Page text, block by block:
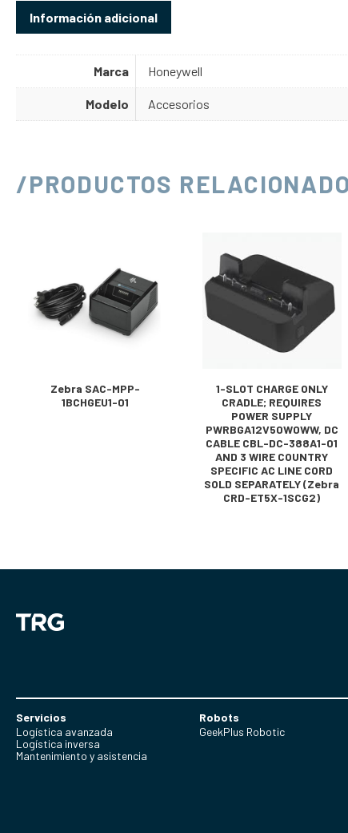
Información adicional
Marca Honeywell
Modelo Accesorios
/PRODUCTOS
Zebra SAC-MPP-
1BCHGEU1-01
1-SLOT CHARGE ONLY
CRADLE; REQUIRES
POWER SUPPLY
PWRBGA12V50W0WW, DC
CABLE CBL-DC-388A1-01
AND 3 WIRE COUNTRY
SPECIFIC AC LINE CORD
SOLD SEPARATELY (Zebra
CRD-ET5X-1SCG2)
Servicios
Logística avanzada
Logística inversa
Mantenimiento y asistencia
Robots
GeekPlus Robotic